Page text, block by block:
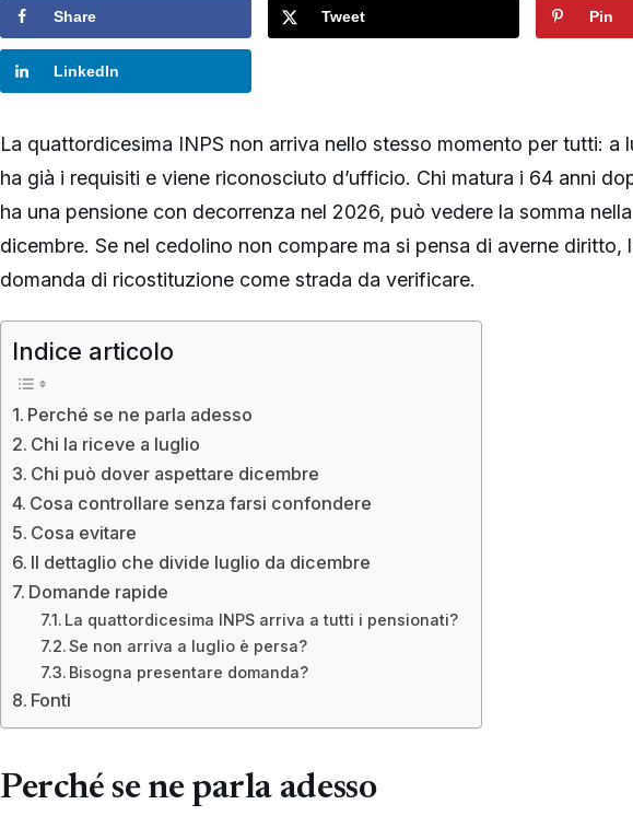
Share Tweet Pin
LinkedIn
La quattordicesima INPS non arriva nello stesso momento per tutti: a
ha già i requisiti e viene riconosciuto d’ufficio. Chi matura i 64 anni
ha una pensione con decorrenza nel 2026, può vedere la somma
dicembre. Se nel cedolino non compare ma si pensa di averne diritto,
domanda di ricostituzione come strada da verificare.
Indice articolo
Perché se ne parla adesso
Chi la riceve a luglio
Chi può dover aspettare dicembre
Cosa controllare senza farsi confondere
Cosa evitare
Il dettaglio che divide luglio da dicembre
Domande rapide
La quattordicesima INPS arriva a tutti i pensionati?
Se non arriva a luglio è persa?
Bisogna presentare domanda?
Fonti
Perché se ne parla adesso